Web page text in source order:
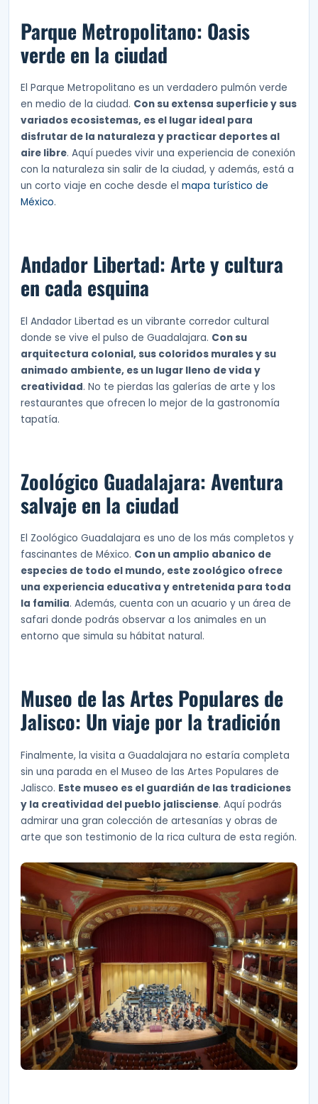
Parque Metropolitano: Oasis
verde en la ciudad
El Parque Metropolitano es un verdadero pulmón verde
en medio de la ciudad. Con su extensa superficie y sus
variados ecosistemas, es el lugar ideal para
disfrutar de la naturaleza y practicar deportes al
aire libre. Aquí puedes vivir una experiencia de conexión
con la naturaleza sin salir de la ciudad, y además, está a
un corto viaje en coche desde el mapa turístico de
México.
Andador Libertad: Arte y cultura
en cada esquina
El Andador Libertad es un vibrante corredor cultural
donde se vive el pulso de Guadalajara. Con su
arquitectura colonial, sus coloridos murales y su
animado ambiente, es un lugar lleno de vida y
creatividad. No te pierdas las galerías de arte y los
restaurantes que ofrecen lo mejor de la gastronomía
tapatía.
Zoológico Guadalajara: Aventura
salvaje en la ciudad
El Zoológico Guadalajara es uno de los más completos y
fascinantes de México. Con un amplio abanico de
especies de todo el mundo, este zoológico ofrece
una experiencia educativa y entretenida para toda
la familia. Además, cuenta con un acuario y un área de
safari donde podrás observar a los animales en un
entorno que simula su hábitat natural.
Museo de las Artes Populares de
Jalisco: Un viaje por la tradición
Finalmente, la visita a Guadalajara no estaría completa
sin una parada en el Museo de las Artes Populares de
Jalisco. Este museo es el guardián de las tradiciones
y la creatividad del pueblo jalisciense. Aquí podrás
admirar una gran colección de artesanías y obras de
arte que son testimonio de la rica cultura de esta región.